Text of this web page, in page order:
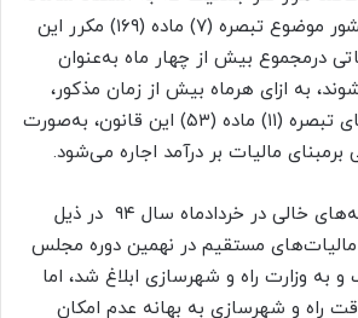
ملی املاک و اسکان کشور موضوع تبصره (۷) ماده (۱۶۹) مکرر این
درمجموع بیش از چهار ماه به‌عنوان
به ازای هرماه بیش از زمان مذکور،
بدون لحاظ معافیت‌های تبصره (۱۱) ماده (۵۳) این قانون، به‌صورت
برمبنای مالیات بر درآمد اجاره می‌شود.
دریافت مالیات از خانه‌های خالی در خردادماه سال ۹۴ در ذیل
۵۴ قانون مالیات‌های مستقیم در نهمین دوره مجلس
به وزارت راه و شهرسازی ابلاغ شد، اما
راه و شهرسازی به بهانه عدم امکان